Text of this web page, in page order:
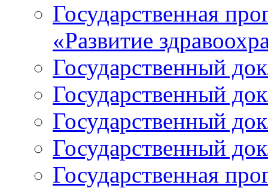
Государственная
«Развитие
Государственный
Государственный
Государственный
Государственный
Государственная